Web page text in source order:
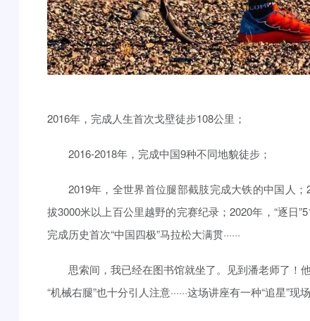
2016年，完成人生首次戈壁徒步108公里；
2016-2018年，完成中国9种不同地貌徒步；
2019年，全世界首位腿部截肢完成大铁的中国人
拔3000米以上百公里越野的完赛纪录；2020年，“逐日
完成历史首次“中国四极”马拉松大满贯······
思索间，我已经在图书馆就坐了。见到潘老师了！
“机械右腿”也十分引人注意······这场讲座有一种“追星”